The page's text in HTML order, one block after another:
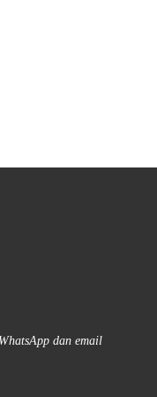
dan email